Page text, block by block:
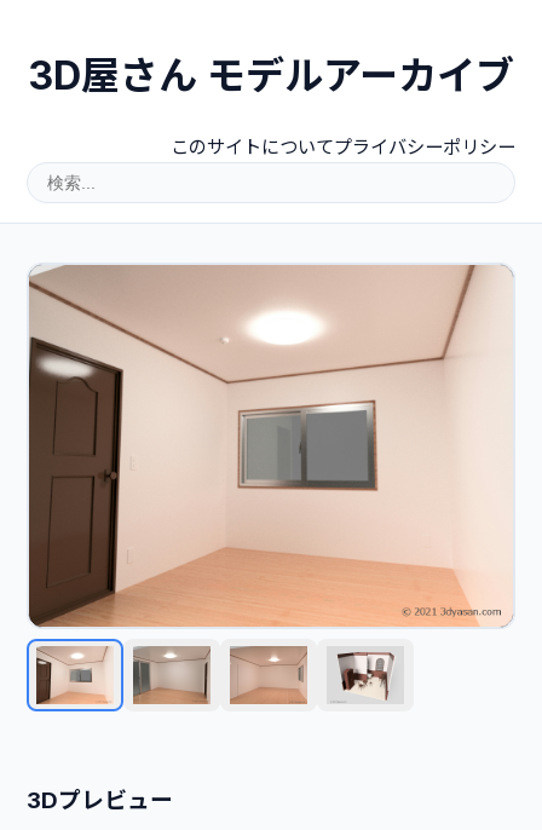
3D屋さん モデルアーカイブ
このサイトについてプライバシーポリシー
3Dプレビュー